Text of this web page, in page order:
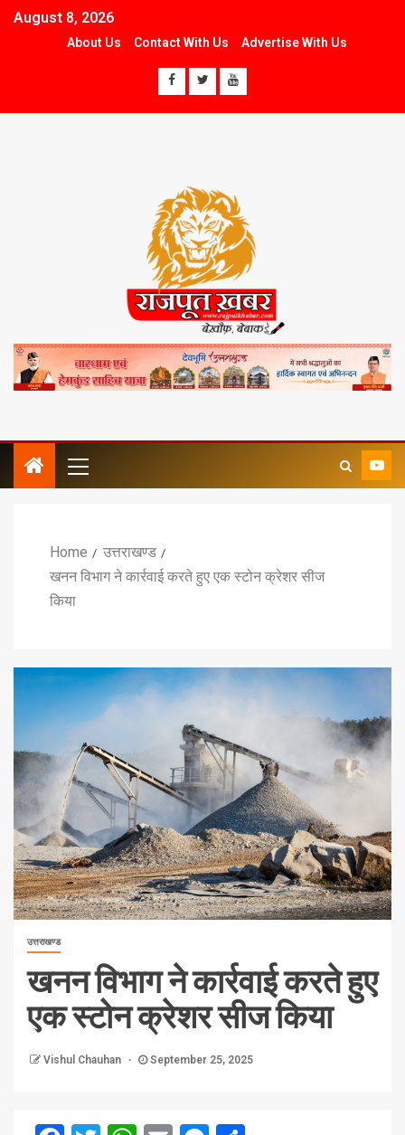
August 8, 2026
About Us Contact With Us Advertise With Us
Home
उत्तराखण्ड
खनन विभाग ने कार्रवाई करते हुए एक स्टोन क्रेशर सीज
किया
उत्तराखण्ड
खनन विभाग ने कार्रवाई करते हुए
एक स्टोन क्रेशर सीज किया
Vishul Chauhan September 25, 2025